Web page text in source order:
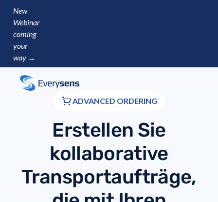
New
Webinar
coming
your
way →
ADVANCED ORDERING
Erstellen Sie
kollaborative
Transportaufträge,